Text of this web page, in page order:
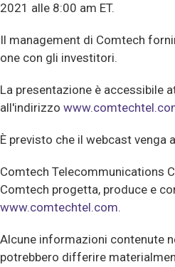
2021 alle 8:00 am ET.
Il management di Comtech
one con gli investitori.
La presentazione è accessibile
all'indirizzo
È previsto che il webcast
Comtech Telecommunications
Comtech progetta, produce e
www.comtechtel.com.
Alcune informazioni contenute
potrebbero differire